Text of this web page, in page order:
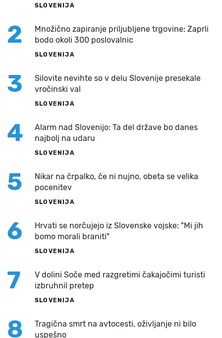
SLOVENIJA
2
Množično zapiranje priljubljene trgovine: Zaprli
bodo okoli 300 poslovalnic
SLOVENIJA
3
Silovite nevihte so v delu Slovenije presekale
vročinski val
SLOVENIJA
4
Alarm nad Slovenijo: Ta del države bo danes
najbolj na udaru
SLOVENIJA
5
Nikar na črpalko, če ni nujno, obeta se velika
pocenitev
SLOVENIJA
6
Hrvati se norčujejo iz Slovenske vojske: "Mi jih
bomo morali braniti"
SLOVENIJA
7
V dolini Soče med razgretimi čakajočimi turisti
izbruhnil pretep
SLOVENIJA
8
Tragična smrt na avtocesti, oživljanje ni bilo
uspešno